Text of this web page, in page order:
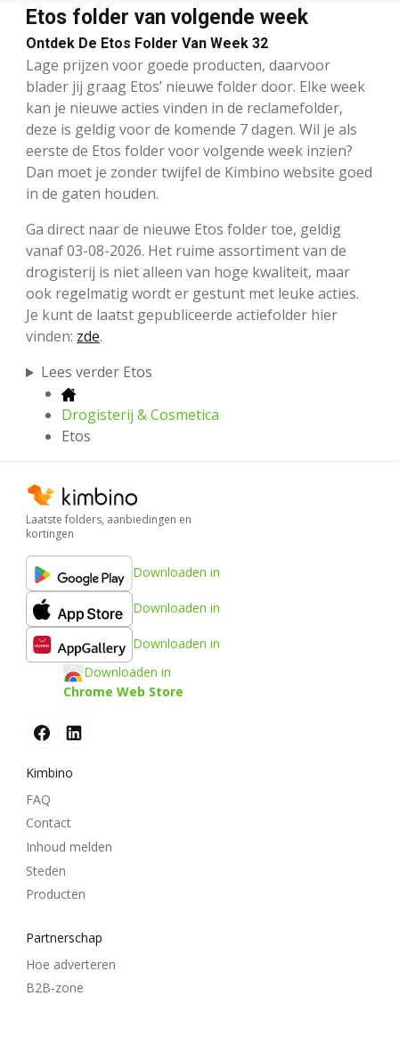
Etos folder van volgende week
Ontdek De Etos Folder Van Week 32
Lage prijzen voor goede producten, daarvoor
blader jij graag Etos’ nieuwe folder door. Elke week
kan je nieuwe acties vinden in de reclamefolder,
deze is geldig voor de komende 7 dagen. Wil je als
eerste de Etos folder voor volgende week inzien?
Dan moet je zonder twijfel de Kimbino website goed
in de gaten houden.
Ga direct naar de nieuwe Etos folder toe, geldig
vanaf 03-08-2026. Het ruime assortiment van de
drogisterij is niet alleen van hoge kwaliteit, maar
ook regelmatig wordt er gestunt met leuke acties.
Je kunt de laatst gepubliceerde actiefolder hier
vinden: zde.
Lees verder Etos
Drogisterij & Cosmetica
Etos
Laatste folders, aanbiedingen en
kortingen
Downloaden in
Downloaden in
Downloaden in
Downloaden in
Chrome Web Store
Kimbino
FAQ
Contact
Inhoud melden
Steden
Producten
Partnerschap
Hoe adverteren
B2B-zone